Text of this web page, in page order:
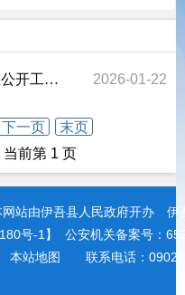
伊吾县人民政府2025年政府信息公开工作年度报告 2026-01-22
下一页
末页
当前第 1 页
站由伊吾县人民政府开办 伊
号-1】 公安机关备案号：
本站地图 联系电话：